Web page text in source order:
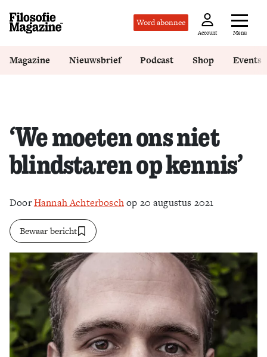
Word abonnee
Account Menu
Zoek
Magazine Nieuwsbrief Podcast Shop Events
‘We moeten ons niet
blindstaren op kennis’
DoorHannah Achterboschop 20 augustus 2021
Bewaar bericht